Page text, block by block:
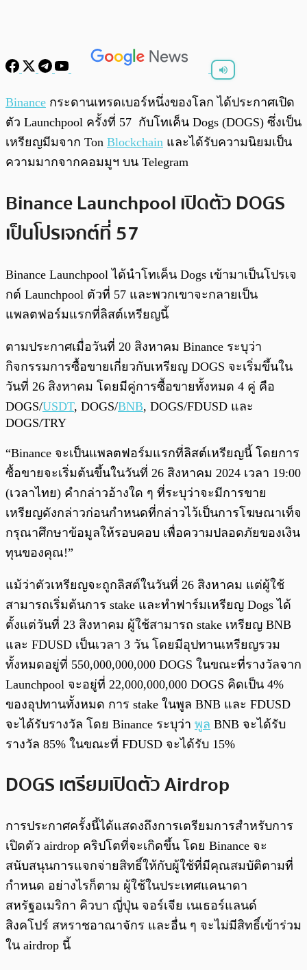
0:00
Binance กระดานเทรดเบอร์หนึ่งของโลก ได้ประกาศเปิด
ตัว Launchpool ครั้งที่ 57 กับโทเค็น Dogs (DOGS) ซึ่งเป็น
เหรียญมีมจาก Ton Blockchain และได้รับความนิยมเป็น
ความมากจากคอมมูฯ บน Telegram
Binance Launchpool เปิดตัว DOGS
เป็นโปรเจกต์ที่ 57
Binance Launchpool ได้นำโทเค็น Dogs เข้ามาเป็นโปรเจ
กต์ Launchpool ตัวที่ 57 และพวกเขาจะกลายเป็น
แพลตฟอร์มแรกที่ลิสต์เหรียญนี้
ตามประกาศเมื่อวันที่ 20 สิงหาคม Binance ระบุว่า
กิจกรรมการซื้อขายเกี่ยวกับเหรียญ DOGS จะเริ่มขึ้นใน
วันที่ 26 สิงหาคม โดยมีคู่การซื้อขายทั้งหมด 4 คู่ คือ
DOGS/USDT, DOGS/BNB, DOGS/FDUSD และ
DOGS/TRY
“Binance จะเป็นแพลตฟอร์มแรกที่ลิสต์เหรียญนี้ โดยการ
ซื้อขายจะเริ่มต้นขึ้นในวันที่ 26 สิงหาคม 2024 เวลา 19:00
(เวลาไทย) คำกล่าวอ้างใด ๆ ที่ระบุว่าจะมีการขาย
เหรียญดังกล่าวก่อนกำหนดที่กล่าวไว้เป็นการโฆษณาเท็จ
กรุณาศึกษาข้อมูลให้รอบคอบ เพื่อความปลอดภัยของเงิน
ทุนของคุณ!”
แม้ว่าตัวเหรียญจะถูกลิสต์ในวันที่ 26 สิงหาคม แต่ผู้ใช้
สามารถเริ่มต้นการ stake และทำฟาร์มเหรียญ Dogs ได้
ตั้งแต่วันที่ 23 สิงหาคม ผู้ใช้สามารถ stake เหรียญ BNB
และ FDUSD เป็นเวลา 3 วัน โดยมีอุปทานเหรียญรวม
ทั้งหมดอยู่ที่ 550,000,000,000 DOGS ในขณะที่รางวัลจาก
Launchpool จะอยู่ที่ 22,000,000,000 DOGS คิดเป็น 4%
ของอุปทานทั้งหมด การ stake ในพูล BNB และ FDUSD
จะได้รับรางวัล โดย Binance ระบุว่า พูล BNB จะได้รับ
รางวัล 85% ในขณะที่ FDUSD จะได้รับ 15%
DOGS เตรียมเปิดตัว Airdrop
การประกาศครั้งนี้ได้แสดงถึงการเตรียมการสำหรับการ
เปิดตัว airdrop คริปโตที่จะเกิดขึ้น โดย Binance จะ
สนับสนุนการแจกจ่ายสิทธิ์ให้กับผู้ใช้ที่มีคุณสมบัติตามที่
กำหนด อย่างไรก็ตาม ผู้ใช้ในประเทศแคนาดา
สหรัฐอเมริกา คิวบา ญี่ปุ่น จอร์เจีย เนเธอร์แลนด์
สิงคโปร์ สหราชอาณาจักร และอื่น ๆ จะไม่มีสิทธิ์เข้าร่วม
ใน airdrop นี้